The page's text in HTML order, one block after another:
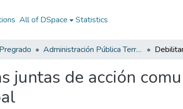
All of DSpace Statistics
Administración Pública Territorial (APT)
juntas de acción